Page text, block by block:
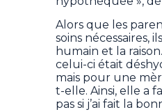
Alors que les
soins nécessaires,
humain et la
celui-ci était
mais pour une
t-elle. Ainsi, elle a
pas si j’ai fait la